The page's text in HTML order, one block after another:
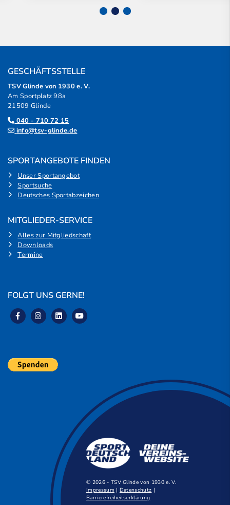
GESCHÄFTSSTELLE
TSV Glinde von 1930 e. V.
Am Sportplatz 98a
21509 Glinde
040 - 710 72 15
info@tsv-glinde.de
SPORTANGEBOTE FINDEN
Unser Sportangebot
Sportsuche
Deutsches Sportabzeichen
MITGLIEDER-SERVICE
Alles zur Mitgliedschaft
Downloads
Termine
FOLGT UNS GERNE!
© 2026 - TSV Glinde von 1930 e. V.
Impressum | Datenschutz |
Barrierefreiheitserklärung